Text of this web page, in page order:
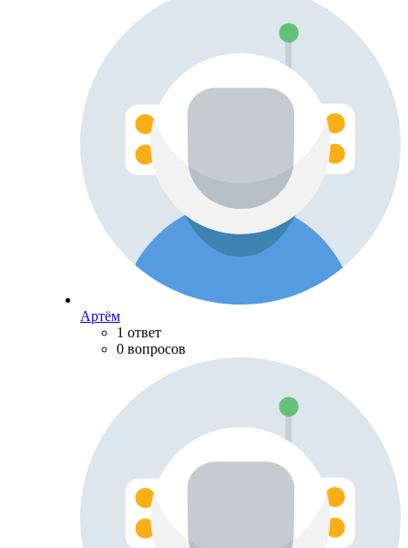
Артём
1 ответ
0 вопросов